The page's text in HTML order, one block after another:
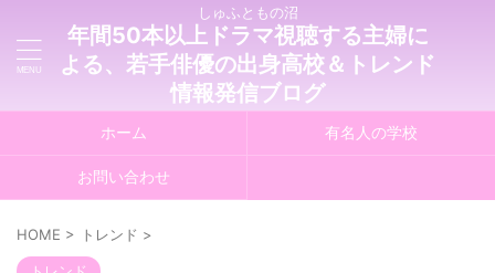
しゅふともの沼
年間50本以上ドラマ視聴する主婦に
よる、若手俳優の出身高校＆トレンド
情報発信ブログ
ホーム 有名人の学校
お問い合わせ
HOME > トレンド >